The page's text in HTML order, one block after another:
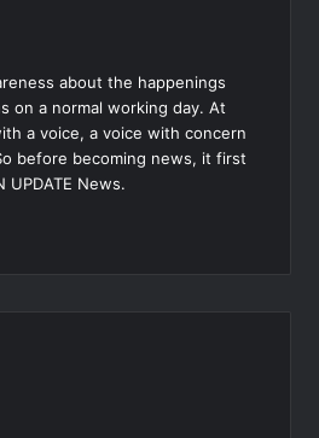
about the happenings
on a normal working day. At
a voice, a voice with concern
before becoming news, it first
UPDATE News.